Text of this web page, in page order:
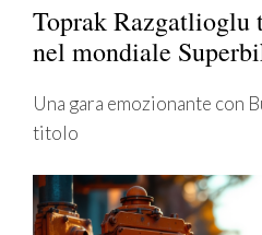
Toprak Razgatlioglu
nel mondiale
Una gara emozionante con
titolo